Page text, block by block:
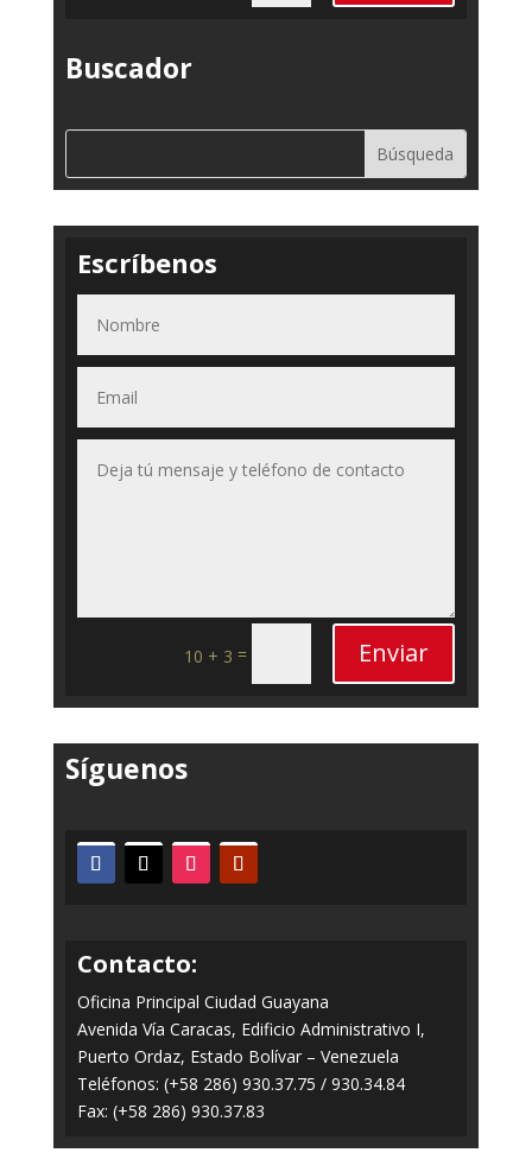
Buscador
Escríbenos
10 + 3 = Enviar
Síguenos
Contacto:
Oficina Principal Ciudad Guayana
Avenida Vía Caracas, Edificio Administrativo I,
Puerto Ordaz, Estado Bolívar – Venezuela
Teléfonos: (+58 286) 930.37.75 / 930.34.84
Fax: (+58 286) 930.37.83